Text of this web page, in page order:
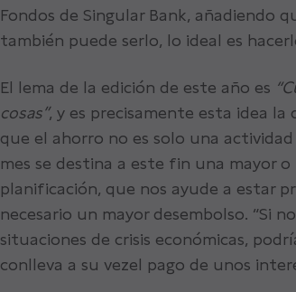
Fondos de Singular Bank, añadiendo
también puede serlo, lo ideal es
El lema de la edición de este año es
cosas”, y es precisamente esta idea
que el ahorro no es solo una
mes se destina a este fin una mayor
planificación, que nos ayude a estar
necesario un mayor desembolso. “Si
situaciones de crisis económicas,
conlleva a su vezel pago de unos